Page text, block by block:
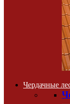
Чердачные